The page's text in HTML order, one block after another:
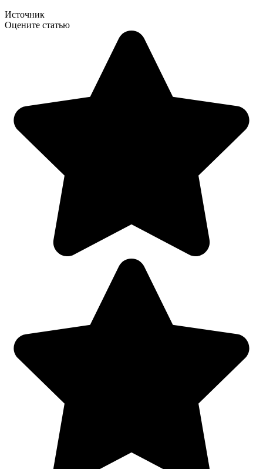
Источник
Оцените статью